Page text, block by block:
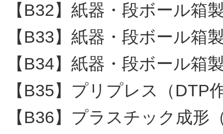
【B32】紙器・段ボール箱
【B33】紙器・段ボール箱
【B34】紙器・段ボール箱
【B35】プリプレス（DTP
【B36】プラスチック成形